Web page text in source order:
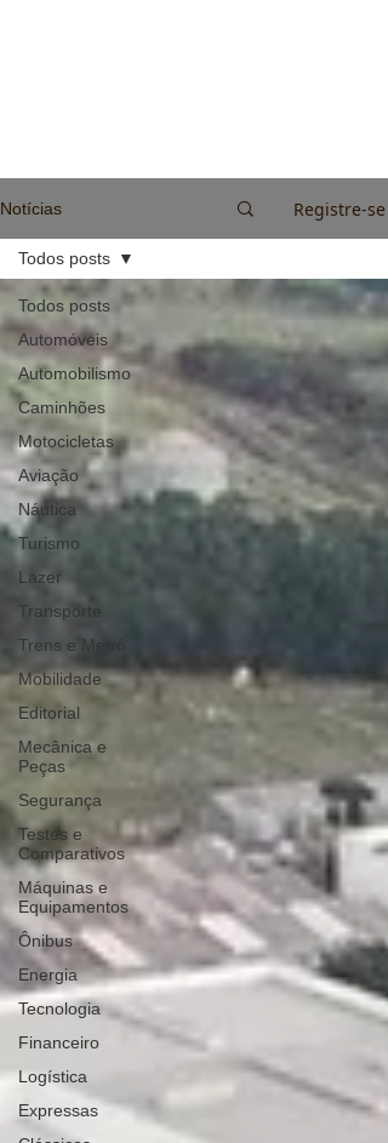
Notícias Registre-se
Todos posts
Automóveis
Automobilismo
Caminhões
Motocicletas
Aviação
Náutica
Turismo
Lazer
Transporte
Trens e Metrô
Mobilidade
Editorial
Mecânica e
Peças
Segurança
Testes e
Comparativos
Máquinas e
Equipamentos
Ônibus
Energia
Tecnologia
Financeiro
Logística
Expressas
Todos posts